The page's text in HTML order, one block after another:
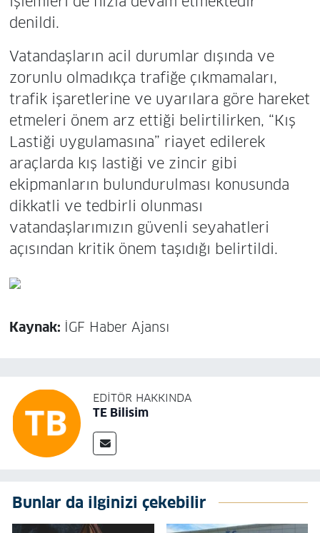
denildi.
Vatandaşların acil durumlar dışında ve
zorunlu olmadıkça trafiğe çıkmamaları,
trafik işaretlerine ve uyarılara göre hareket
etmeleri önem arz ettiği belirtilirken, “Kış
Lastiği uygulamasına” riayet edilerek
araçlarda kış lastiği ve zincir gibi
ekipmanların bulundurulması konusunda
dikkatli ve tedbirli olunması
vatandaşlarımızın güvenli seyahatleri
açısından kritik önem taşıdığı belirtildi.
Kaynak: İGF Haber Ajansı
EDITÖR HAKKINDA
TE Bilisim
Bunlar da ilginizi çekebilir